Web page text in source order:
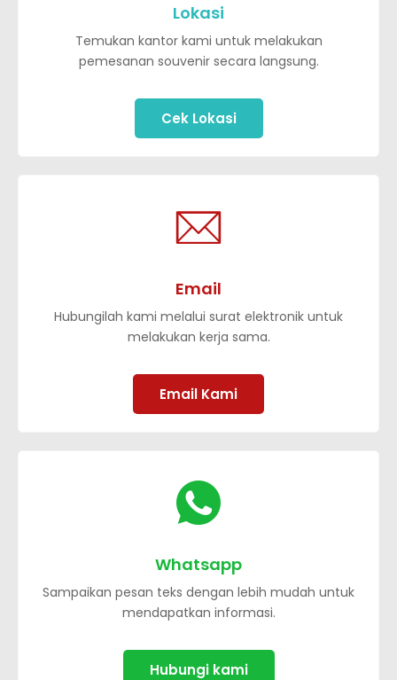
Lokasi
Temukan kantor kami untuk melakukan
pemesanan souvenir secara langsung.
Cek Lokasi
Email
Hubungilah kami melalui surat elektronik untuk
melakukan kerja sama.
Email Kami
Whatsapp
Sampaikan pesan teks dengan lebih mudah untuk
mendapatkan informasi.
Hubungi kami